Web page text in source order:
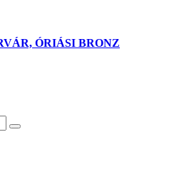
ÓRIÁSI BRONZ